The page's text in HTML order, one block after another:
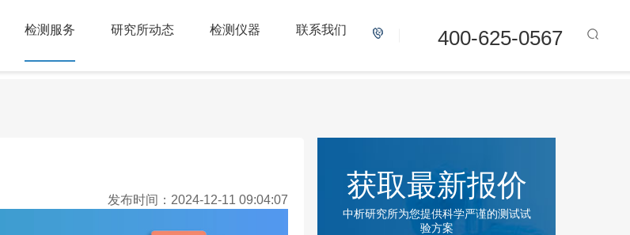
400-625-0567
检测服务 研究所动态 检测仪器 联系我们
发布时间：2024-12-11 09:04:07 获取最新报价
中析研究所为您提供科学严谨的测试试
验方案